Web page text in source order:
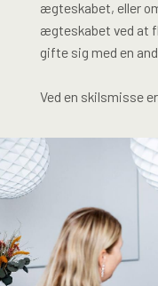
ægteskabet, eller
ægteskabet ved at
gifte sig med en
Ved en skilsmisse